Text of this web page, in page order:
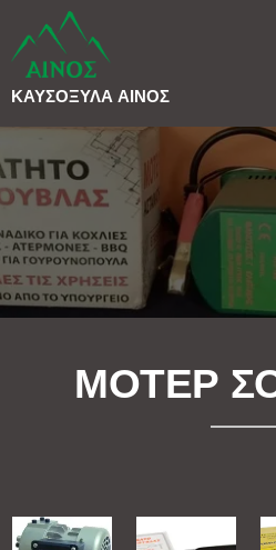
ΚΑΥΣΟΞΥΛΑ ΑΙΝΟΣ
ΜΟΤΕΡ